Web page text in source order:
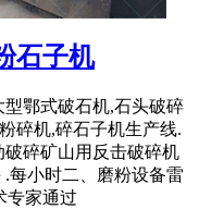
石子机
鄂式破石机,石头破碎
碎机,碎石子机生产线.
破碎矿山用反击破碎机
每小时二、磨粉设备雷
专家通过